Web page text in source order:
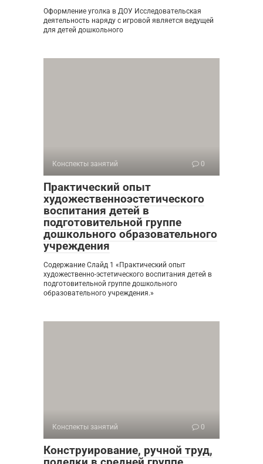
Оформление уголка в ДОУ Исследовательская
деятельность наряду с игровой является ведущей
для детей дошкольного
Конспекты занятий 0
Практический опыт
художественноэстетического
воспитания детей в
подготовительной группе
дошкольного образовательного
учреждения
Содержание Слайд 1 «Практический опыт
художественно-эстетического воспитания детей в
подготовительной группе дошкольного
образовательного учреждения.»
Конспекты занятий 0
Конструирование, ручной труд,